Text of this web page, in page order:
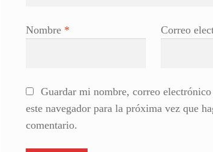
Nombre * Correo
Guardar mi nombre, correo
este navegador para la próxima vez que
comentario.